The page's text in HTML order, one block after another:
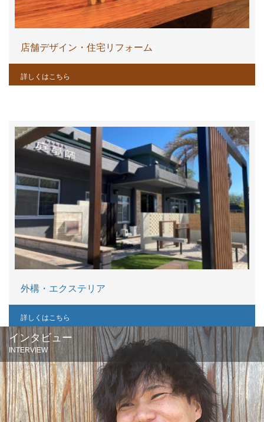
店舗デザイン・住宅リフォーム
詳しくはこちら
外構・エクステリア
詳しくはこちら
インタビュー
INTERVIEW